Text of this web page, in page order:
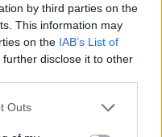
by third parties on the
This information may
on the IAB’s List of
further disclose it to other
Outs
a román
is stratégiai
mivel a
legfontosabb